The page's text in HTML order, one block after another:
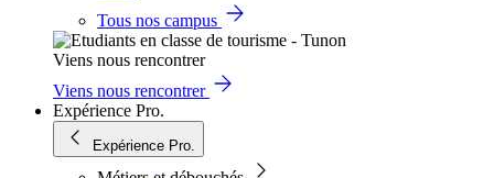
Tous nos campus
Viens nous rencontrer
Viens nous rencontrer
Expérience Pro.
Expérience Pro.